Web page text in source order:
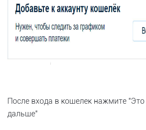
После входа в кошелек нажмите "Это
дальше"